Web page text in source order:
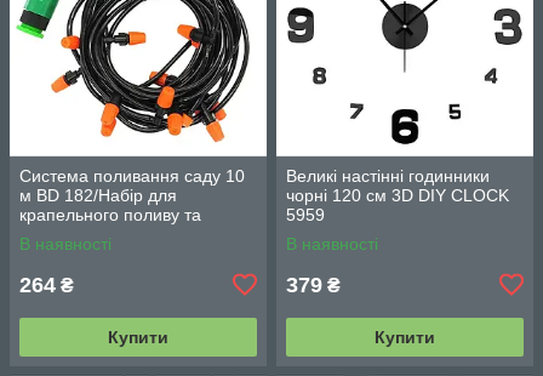
Система поливання саду 10
м BD 182/Набір для
крапельного поливу та
охолодження/комплект для
поливання
В наявності
264 ₴
Купити
Великі настінні годинники
чорні 120 см 3D DIY CLOCK
5959
В наявності
379 ₴
Купити